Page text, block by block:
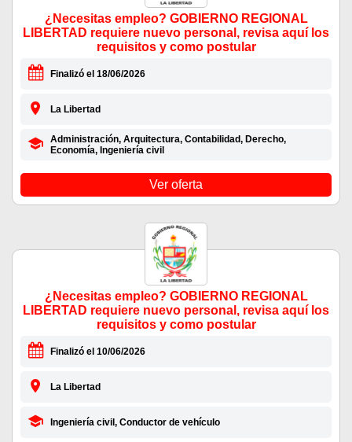
¿Necesitas empleo? GOBIERNO REGIONAL
LIBERTAD requiere nuevo personal, revisa aquí los
requisitos y como postular
Finalizó el 18/06/2026
La Libertad
Administración, Arquitectura, Contabilidad, Derecho,
Economía, Ingeniería civil
Ver oferta
¿Necesitas empleo? GOBIERNO REGIONAL
LIBERTAD requiere nuevo personal, revisa aquí los
requisitos y como postular
Finalizó el 10/06/2026
La Libertad
Ingeniería civil, Conductor de vehículo